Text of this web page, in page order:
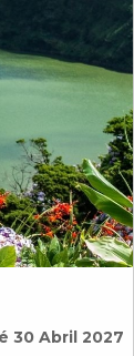
30 Abril 2027